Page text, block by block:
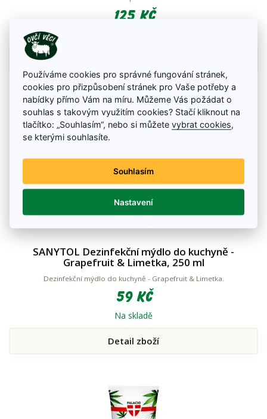
125 Kč
SANYTOL Dezinfekční mýdlo do kuchyně -
Grapefruit & Limetka, 250 ml
Dezinfekční mýdlo do kuchyně - Grapefruit & Limetka.
59 Kč
Na skladě
Detail zboží
Používáme cookies pro správné fungování stránek,
cookies pro přizpůsobení stránek pro Vaše potřeby a
nabídky přímo Vám na míru. Můžeme Vás požádat o
souhlas s takovým využitím cookies? Stačí kliknout na
tlačítko: „Souhlasím“, nebo si můžetevybrat cookies
se kterými souhlasíte.
Souhlasím
Nastavení